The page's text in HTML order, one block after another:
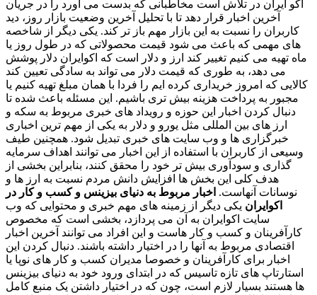
اکو ایران در تلاش است مخاطبانی که بدست می آورد را در جریان
آخرین اخبار قرار دهد تا با تحلیل آخرین وضعیت بازار روز، دید
کاربران را نسبت به این بازار مهم باز تر کند. یکی دیگر از شاخصه
های مهمی که باعث می شود قیمت محصولاتی که در طول روز یا
ماه تهیه می کنیم تغییر کند ارز و دلار است که اکوایران دلار پوشش
می دهد، به طوری که قیمت دلار می تواند به سادگی تعیین کند
کالایی که امروز خریداری کرده ایم را فردا با همان مبلغ تهیه کنیم یا
مجبور به پرداخت هزینه بیش تری باشیم. این مسئله باعث شده تا
دنبال کردن اخبار این حوزه و رویداد های خبری مربوط به سکه و
ارز های بین المللی مثل یورو و دلار به یکی از مهم ترین اخباری
خبرگزاری ها و وب سایت های خبری تبدیل شود. همچنین طیف
وسیعی از کاربران با استفاده از این اخبار می توانند اهداف سرمایه
گذاری و سودآوری بیش تر خود را محقق کنند، بنابراین بخشی از
هدف کلی این بخش ها افزایش دانش مردم نسبت به ارز ها و
نوسانات آنهاست. اخبار مربوط به دنیای بیزینس و کسب و کار در
اکوایران یکی دیگر از زمینه های مهم خبری و محتوایی که وب
سایت اکوایران به آن می پردازد، بخشی است که مخصوص
کارآفرینان و کسب و کار هاست و این افراد می توانند آخرین اخبار
اقتصادی مربوط به آنها را در اختیار داشته باشند. دنبال کردن این
اخبار برای کارآفرینان و خصوصا مدیران کسب و کار های نوپا یا
استارتاپ های تازه تاسیس که در ابتدای ورود خود به دنیای بیزینس
ها هستند بسیار لازم است، چون که در اختیار داشتن یک منبع کامل